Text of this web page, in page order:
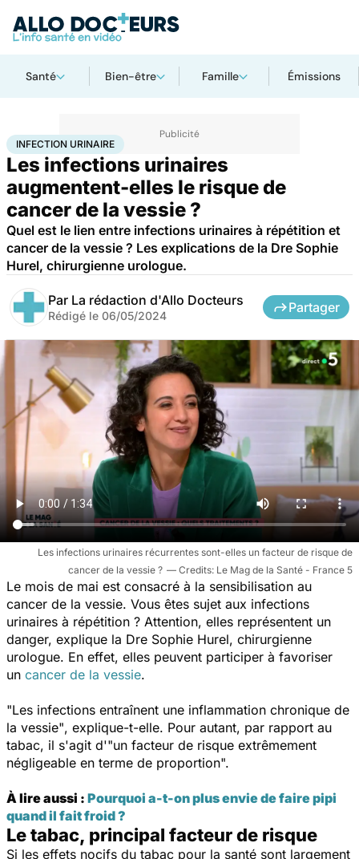
Santé Bien-être Famille Émissions
AccueilSantéMaladiesCancer Infection urinaire
INFECTION URINAIRE
Les infections urinaires
augmentent-elles le risque de
cancer de la vessie ?
Quel est le lien entre infections urinaires à répétition et
cancer de la vessie ? Les explications de la Dre Sophie
Hurel, chirurgienne urologue.
Par La rédaction d'Allo Docteurs
Rédigé le 06/05/2024
Partager
Les infections urinaires récurrentes sont-elles un facteur de risque de
cancer de la vessie ?
Le Mag de la Santé - France 5
Le mois de mai est consacré à la sensibilisation au
cancer de la vessie. Vous êtes sujet aux infections
urinaires à répétition ? Attention, elles représentent un
danger, explique la Dre Sophie Hurel, chirurgienne
urologue. En effet, elles peuvent participer à favoriser
un cancer de la vessie.
"Les infections entraînent une inflammation chronique de
la vessie", explique-t-elle. Pour autant, par rapport au
tabac, il s'agit d'"un facteur de risque extrêmement
négligeable en terme de proportion".
À lire aussi : Pourquoi a-t-on plus envie de faire pipi
quand il fait froid ?
Le tabac, principal facteur de risque
Si les effets nocifs du tabac pour la santé sont largement